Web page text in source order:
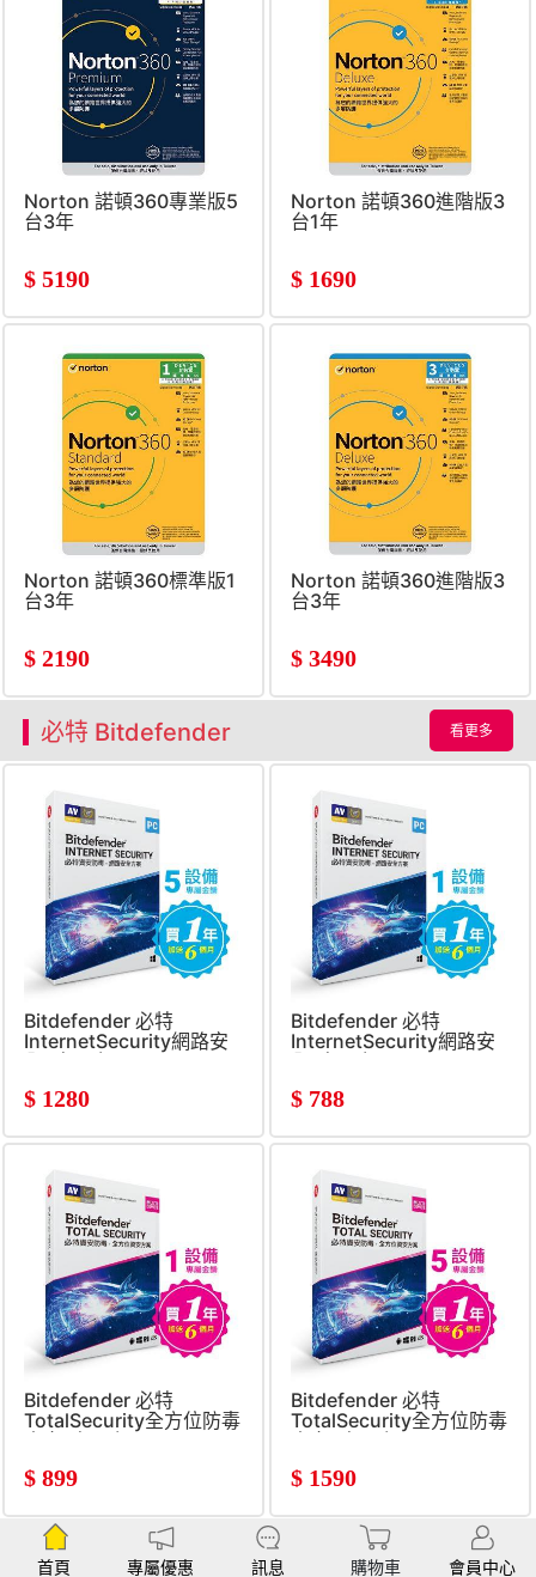
Norton 諾頓360專業版5
台3年
$ 5190
Norton 諾頓360進階版3
台1年
$ 1690
Norton 諾頓360標準版1
台3年
$ 2190
Norton 諾頓360進階版3
台3年
$ 3490
必特 Bitdefender 看更多
Bitdefender 必特
InternetSecurity網路安
$ 1280
Bitdefender 必特
InternetSecurity網路安
$ 788
Bitdefender 必特
TotalSecurity全方位防毒
$ 899
Bitdefender 必特
TotalSecurity全方位防毒
$ 1590
首頁 專屬優惠 訊息 購物車 會員中心